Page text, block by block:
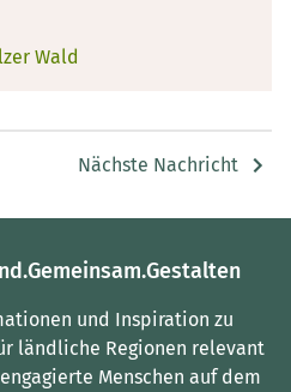
Wald
Nächste Nachricht
und Inspiration zu
ländliche Regionen relevant
Menschen auf dem